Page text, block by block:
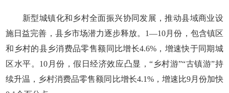
新型城镇化和乡村全面振兴协同发展，推动县域商业设
施日益完善，县乡市场潜力逐步释放。1—10月份，包含镇区
和乡村的县乡消费品零售额同比增长4.6%，增速快于同期城
区水平。10月份，假日经济效应凸显，“乡村游”“古镇游”持
续升温，乡村消费品零售额同比增长4.1%，增速比9月份加快